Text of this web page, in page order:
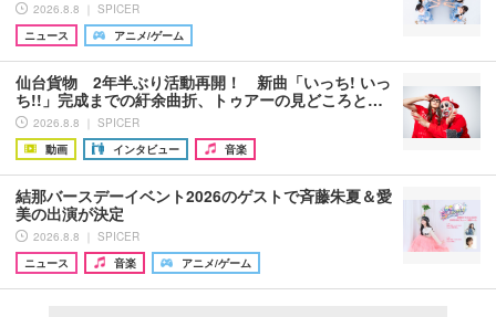
2026.8.8 ｜ SPICER
ニュース
アニメ/ゲーム
仙台貨物 2年半ぶり活動再開！ 新曲「いっち! いっ
ち!!」完成までの紆余曲折、トゥアーの見どころと…
2026.8.8 ｜ SPICER
動画
インタビュー 音楽
結那バースデーイベント2026のゲストで斉藤朱夏＆愛
美の出演が決定
2026.8.8 ｜ SPICER
ニュース
音楽 アニメ/ゲーム